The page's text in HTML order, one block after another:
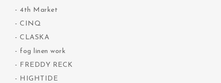
4th Market
CINQ
CLASKA
fog linen work
FREDDY RECK
HIGHTIDE